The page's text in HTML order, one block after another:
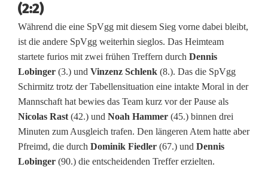
p
i
e
l
u
n
d
(2:2)
Während die eine SpVgg mit diesem Sieg vorne dabei bleibt,
ist die andere SpVgg weiterhin sieglos. Das Heimteam
startete furios mit zwei frühen Treffern durch Dennis
Lobinger (3.) und Vinzenz Schlenk (8.). Das die SpVgg
Schirmitz trotz der Tabellensituation eine intakte Moral in der
Mannschaft hat bewies das Team kurz vor der Pause als
Nicolas Rast (42.) und Noah Hammer (45.) binnen drei
Minuten zum Ausgleich trafen. Den längeren Atem hatte aber
Pfreimd, die durch Dominik Fiedler (67.) und Dennis
Lobinger (90.) die entscheidenden Treffer erzielten.